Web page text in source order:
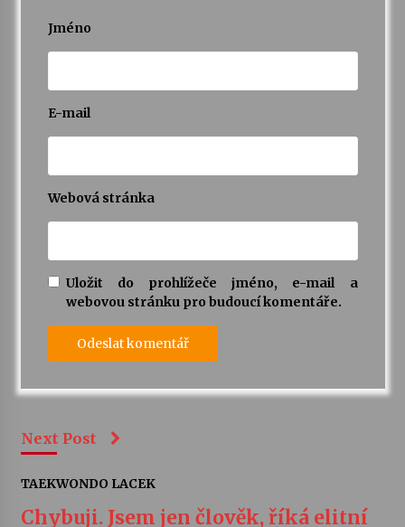
Jméno
E-mail
Webová stránka
Uložit do prohlížeče jméno, e-mail a
webovou stránku pro budoucí komentáře.
Next Post
TAEKWONDO LACEK
Chybuji. Jsem jen člověk, říká elitní